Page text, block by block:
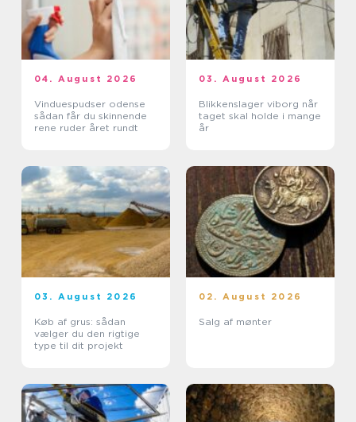
04. August 2026
Vinduespudser odense
sådan får du skinnende
rene ruder året rundt
03. August 2026
Blikkenslager viborg når
taget skal holde i mange
år
03. August 2026
Køb af grus: sådan
vælger du den rigtige
type til dit projekt
02. August 2026
Salg af mønter